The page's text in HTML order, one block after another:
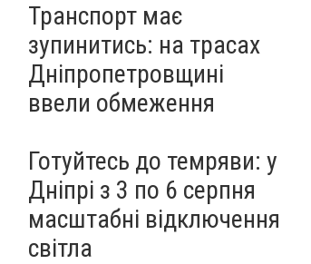
Транспорт має
зупинитись: на трасах
Дніпропетровщині
ввели обмеження
Готуйтесь до темряви: у
Дніпрі з 3 по 6 серпня
масштабні відключення
світла